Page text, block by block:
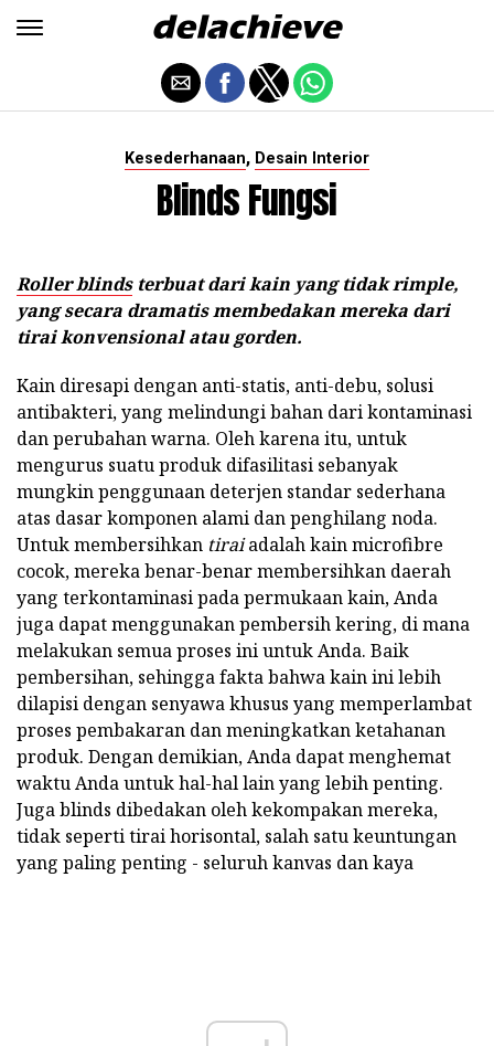
Kesederhanaan, Desain Interior
Blinds Fungsi
Roller blindsterbuat dari kain yang tidak rimple,
yang secara dramatis membedakan mereka dari
tirai konvensional atau gorden.
Kain diresapi dengan anti-statis, anti-debu, solusi
antibakteri, yang melindungi bahan dari kontaminasi
dan perubahan warna. Oleh karena itu, untuk
mengurus suatu produk difasilitasi sebanyak
mungkin penggunaan deterjen standar sederhana
atas dasar komponen alami dan penghilang noda.
Untuk membersihkan tiraiadalah kain microfibre
cocok, mereka benar-benar membersihkan daerah
yang terkontaminasi pada permukaan kain, Anda
juga dapat menggunakan pembersih kering, di mana
melakukan semua proses ini untuk Anda. Baik
pembersihan, sehingga fakta bahwa kain ini lebih
dilapisi dengan senyawa khusus yang memperlambat
proses pembakaran dan meningkatkan ketahanan
produk. Dengan demikian, Anda dapat menghemat
waktu Anda untuk hal-hal lain yang lebih penting.
Juga blinds dibedakan oleh kekompakan mereka,
tidak seperti tirai horisontal, salah satu keuntungan
yang paling penting - seluruh kanvas dan kaya